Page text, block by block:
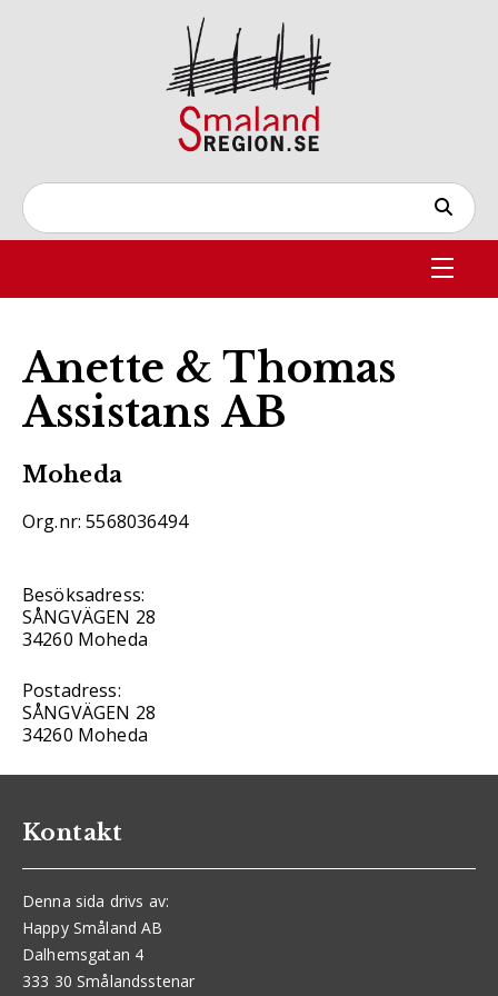
Anette & Thomas
Assistans AB
Moheda
Org.nr: 5568036494
Besöksadress:
SÅNGVÄGEN 28
34260 Moheda
Postadress:
SÅNGVÄGEN 28
34260 Moheda
Kontakt
Denna sida drivs av:
Happy Småland AB
Dalhemsgatan 4
333 30 Smålandsstenar